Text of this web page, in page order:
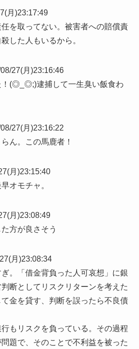
月)23:17:49
を取ってない。被害者への賠償責
した人もいるから。
27(月)23:16:46
！(◎_◎;)逮捕して一生臭い飯食わ
27(月)23:16:22
ん。この馬鹿者！
月)23:15:40
オモチャ。
月)23:08:49
方が良さそう
月)23:08:34
。「借金背負った人可哀想」に銀
断としてリスクリターンを考えた
金を貸す、判断を誤ったら不良債
もリスクを負っている。その過程
題で、そのことで不利益を被った